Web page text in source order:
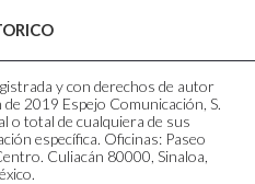
y con derechos de autor
2019 Espejo Comunicación, S.
o total de cualquiera de sus
específica. Oficinas: Paseo
Culiacán 80000, Sinaloa,